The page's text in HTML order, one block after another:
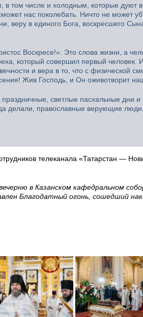
том числе и холодным, которые дуют в
нас поколебать. Ничто не может
веру в единого Бога, воскресшего
Воскресе!». Это слова жизни, а
который совершил первый человек.
и вера в то, что с физической
Жив Господь, и Он оживотворит
светлые пасхальные дни и
делали, православные верующие
телеканала «Татарстан —
в Казанском кафедральном
Благодатный огонь, сошедший